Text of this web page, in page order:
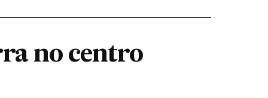
no centro